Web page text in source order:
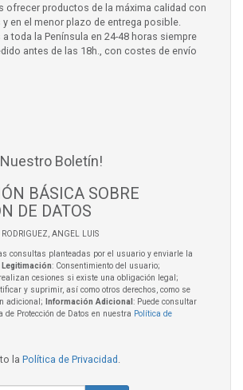
ofrecer productos de la máxima calidad con
en el menor plazo de entrega posible.
toda la Península en 24-48 horas siempre
antes de las 18h., con costes de envío
Boletín!
BÁSICA SOBRE
DE DATOS
ANGEL LUIS
consultas planteadas por el usuario y enviarle la
Legitimación: Consentimiento del usuario;
cesiones si existe una obligación legal;
y suprimir, así como otros derechos, como se
adicional;
Información Adicional : Puede consultar
de Protección de Datos en nuestra Política de
la Política de Privacidad